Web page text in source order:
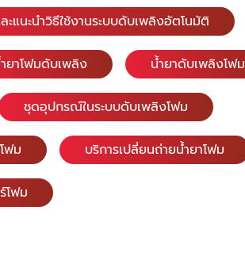
แนะนำวิธีใช้งานระบบดับเพลิงอัตโนมัติ
ยาโฟมดับเพลิง น้ำยาดับเพลิงโฟม
ชุดอุปกรณ์ในระบบดับเพลิงโฟม
ฟม บริการเปลี่ยนถ่ายน้ำยาโฟม
โฟม